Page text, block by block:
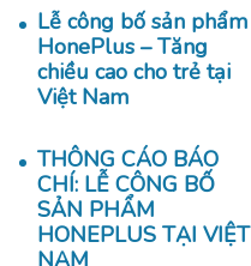
Lễ công bố sản phẩm
HonePlus – Tăng
chiều cao cho trẻ tại
Việt Nam
THÔNG CÁO BÁO
CHÍ: LỄ CÔNG BỐ
SẢN PHẨM
HONEPLUS TẠI VIỆT
NAM